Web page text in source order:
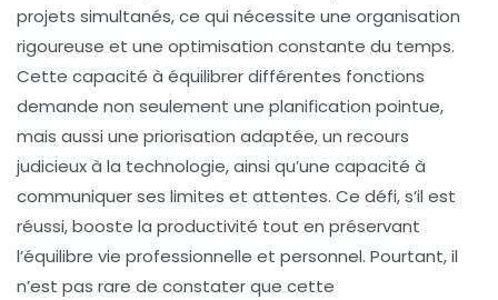
projets simultanés, ce qui nécessite une organisation
rigoureuse et une optimisation constante du temps.
Cette capacité à équilibrer différentes fonctions
demande non seulement une planification pointue,
mais aussi une priorisation adaptée, un recours
judicieux à la technologie, ainsi qu’une capacité à
communiquer ses limites et attentes. Ce défi, s’il est
réussi, booste la productivité tout en préservant
l’équilibre vie professionnelle et personnel. Pourtant, il
n’est pas rare de constater que cette